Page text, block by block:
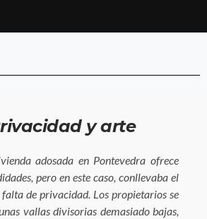
y arte
adosada en Pontevedra ofrece
pero en este caso, conllevaba el
de privacidad. Los propietarios se
vallas divisorias demasiado bajas,